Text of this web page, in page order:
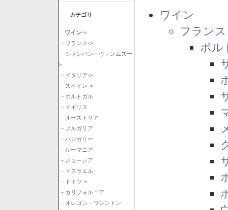
カテゴリ
ワイン->
- フランス->
- シャンパン・ヴァンムスー-
>
- イタリア->
- スペイン->
- ポルトガル
- イギリス
- オーストリア
- ブルガリア
- ハンガリー
- ルーマニア
- ジョージア
- イスラエル
- ドイツ->
- カリフォルニア
- オレゴン・ワシントン
ワイン
フランス
ボル